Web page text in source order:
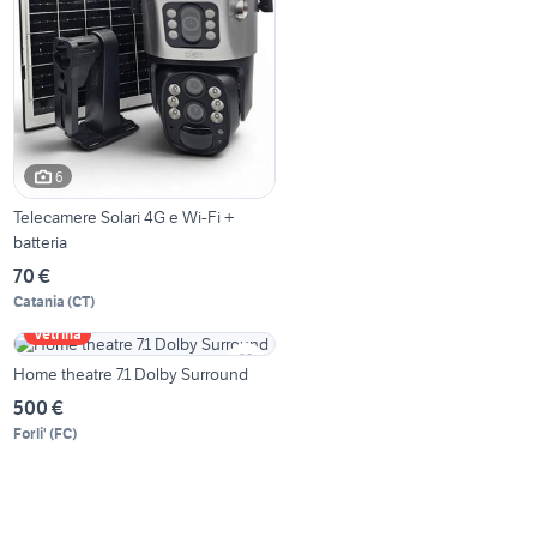
6
Telecamere Solari 4G e Wi-Fi +
batteria
70 €
Catania (CT)
Vetrina
Home theatre 7.1 Dolby Surround
500 €
Forli' (FC)